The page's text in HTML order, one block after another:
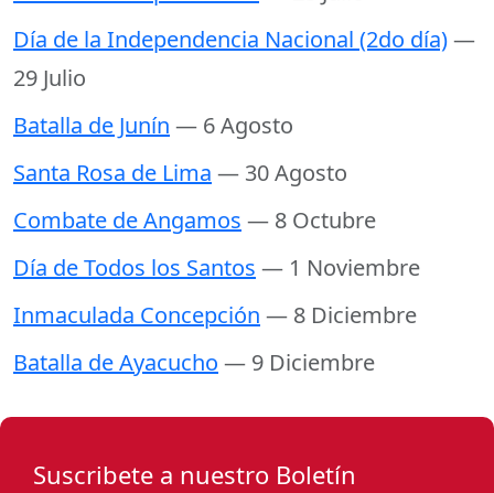
Día de la Independencia Nacional (2do día)—
29 Julio
Batalla de Junín — 6 Agosto
Santa Rosa de Lima — 30 Agosto
Combate de Angamos — 8 Octubre
Día de Todos los Santos — 1 Noviembre
Inmaculada Concepción — 8 Diciembre
Batalla de Ayacucho — 9 Diciembre
Suscribete a nuestro Boletín